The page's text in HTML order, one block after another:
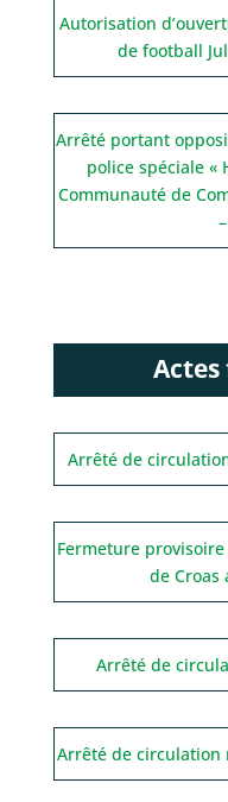
Autorisation
de football
Arrêté portant
police spéciale «
Communauté de
Arrêté de
Fermeture
de Croas
Arrêté de
Arrêté de circulation